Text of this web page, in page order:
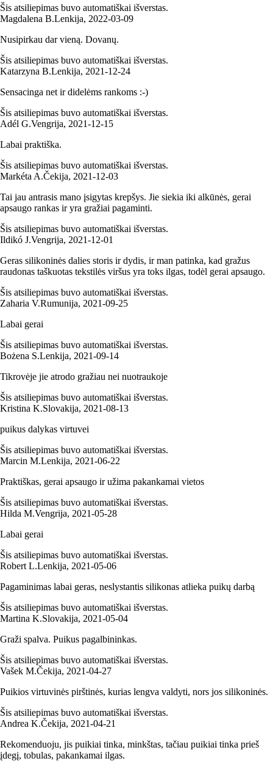
Šis atsiliepimas buvo automatiškai išverstas.
Magdalena B.Lenkija, 2022‑03‑09
Nusipirkau dar vieną. Dovanų.
Šis atsiliepimas buvo automatiškai išverstas.
Katarzyna B.Lenkija, 2021‑12‑24
Sensacinga net ir didelėms rankoms :-)
Šis atsiliepimas buvo automatiškai išverstas.
Adél G.Vengrija, 2021‑12‑15
Labai praktiška.
Šis atsiliepimas buvo automatiškai išverstas.
Markéta A.Čekija, 2021‑12‑03
Tai jau antrasis mano įsigytas krepšys. Jie siekia iki alkūnės, gerai
apsaugo rankas ir yra gražiai pagaminti.
Šis atsiliepimas buvo automatiškai išverstas.
Ildikó J.Vengrija, 2021‑12‑01
Geras silikoninės dalies storis ir dydis, ir man patinka, kad gražus
raudonas taškuotas tekstilės viršus yra toks ilgas, todėl gerai apsaugo.
Šis atsiliepimas buvo automatiškai išverstas.
Zaharia V.Rumunija, 2021‑09‑25
Labai gerai
Šis atsiliepimas buvo automatiškai išverstas.
Bożena S.Lenkija, 2021‑09‑14
Tikrovėje jie atrodo gražiau nei nuotraukoje
Šis atsiliepimas buvo automatiškai išverstas.
Kristina K.Slovakija, 2021‑08‑13
puikus dalykas virtuvei
Šis atsiliepimas buvo automatiškai išverstas.
Marcin M.Lenkija, 2021‑06‑22
Praktiškas, gerai apsaugo ir užima pakankamai vietos
Šis atsiliepimas buvo automatiškai išverstas.
Hilda M.Vengrija, 2021‑05‑28
Labai gerai
Šis atsiliepimas buvo automatiškai išverstas.
Robert L.Lenkija, 2021‑05‑06
Pagaminimas labai geras, neslystantis silikonas atlieka puikų darbą
Šis atsiliepimas buvo automatiškai išverstas.
Martina K.Slovakija, 2021‑05‑04
Graži spalva. Puikus pagalbininkas.
Šis atsiliepimas buvo automatiškai išverstas.
Vašek M.Čekija, 2021‑04‑27
Puikios virtuvinės pirštinės, kurias lengva valdyti, nors jos silikoninės.
Šis atsiliepimas buvo automatiškai išverstas.
Andrea K.Čekija, 2021‑04‑21
Rekomenduoju, jis puikiai tinka, minkštas, tačiau puikiai tinka prieš
įdegį, tobulas, pakankamai ilgas.